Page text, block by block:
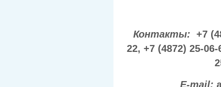
Контакты:
+7
22, +7 (4872) 25-
E-mail: